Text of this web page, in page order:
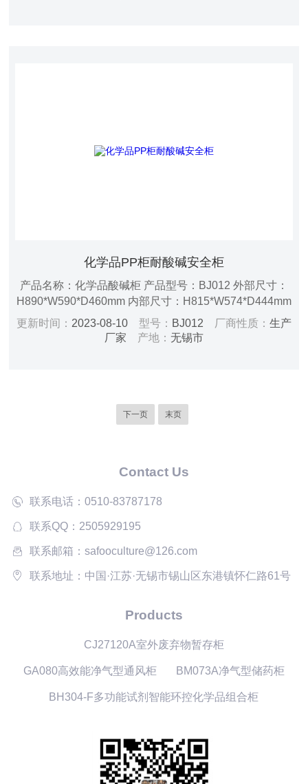
化学品PP柜耐酸碱安全柜
产品名称：化学品酸碱柜 产品型号：BJ012 外部尺寸：
H890*W590*D460mm 内部尺寸：H815*W574*D444mm
层板尺寸：W564*D424*H40mm 容积：12/45（加仑/
升） 重量：32kg 开门方式：手动 层板：一板可调 门型：
更新时间： 2023-08-10型号： BJ012 厂商性质： 生产
厂家 产地： 无锡市
下一页 末页
Contact Us
联系电话：0510-83787178
联系QQ：2505929195
联系邮箱：safooculture@126.com
联系地址：中国·江苏·无锡市锡山区东港镇怀仁路61号
Products
CJ27120A室外废弃物暂存柜
GA080高效能净气型通风柜 BM073A净气型储药柜
BH304-F多功能试剂智能环控化学品组合柜